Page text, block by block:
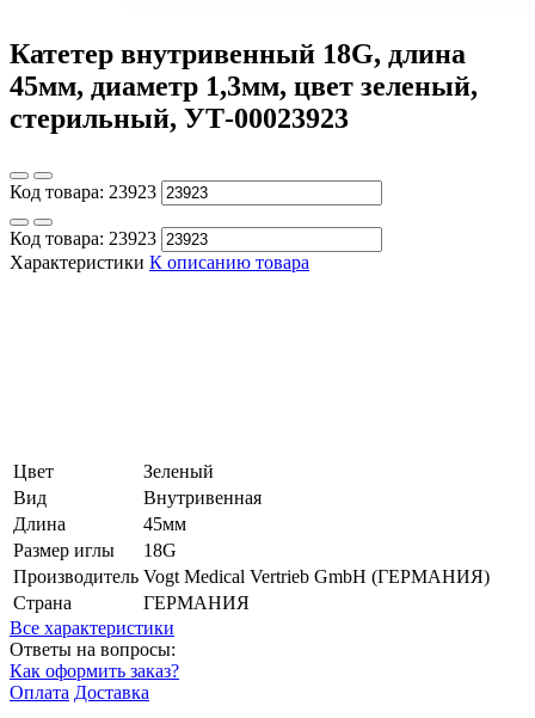
Катетер внутривенный 18G, длина
45мм, диаметр 1,3мм, цвет зеленый,
стерильный, УТ-00023923
Код товара: 23923
Код товара: 23923
Характеристики К описанию товара
Цвет
Зеленый
Вид
Внутривенная
Длина
45мм
Размер иглы
18G
Производитель Vogt Medical Vertrieb GmbH (ГЕРМАНИЯ)
Страна
ГЕРМАНИЯ
Все характеристики
Ответы на вопросы:
Как оформить заказ?
Оплата Доставка